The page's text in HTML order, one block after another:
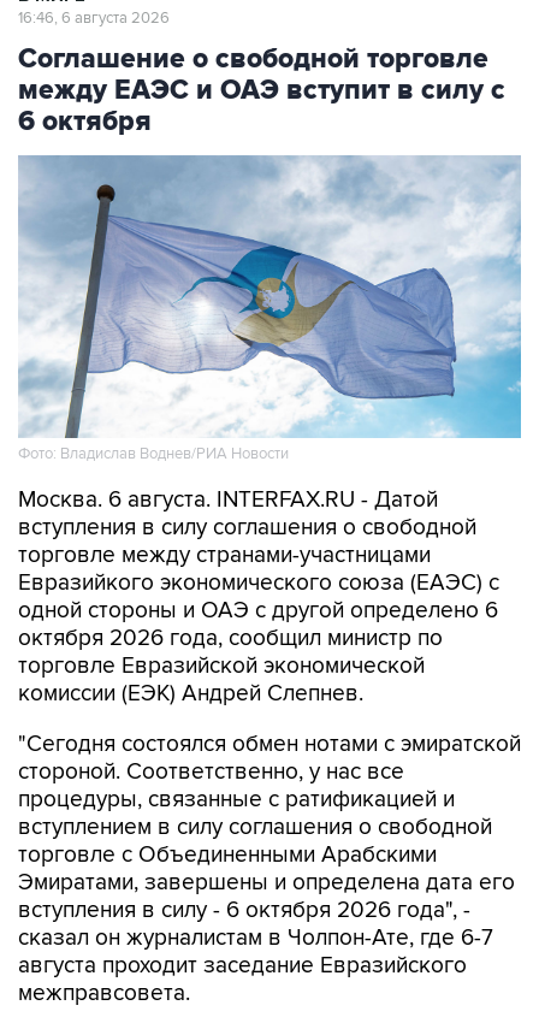
16:46, 6 августа 2026
Соглашение о свободной торговле
между ЕАЭС и ОАЭ вступит в силу с
6 октября
Фото: Владислав Воднев/РИА Новости
Москва. 6 августа. INTERFAX.RU - Датой
вступления в силу соглашения о свободной
торговле между странами-участницами
Евразийкого экономического союза (ЕАЭС) с
одной стороны и ОАЭ с другой определено 6
октября 2026 года, сообщил министр по
торговле Евразийской экономической
комиссии (ЕЭК) Андрей Слепнев.
"Сегодня состоялся обмен нотами с эмиратской
стороной. Соответственно, у нас все
процедуры, связанные с ратификацией и
вступлением в силу соглашения о свободной
торговле с Объединенными Арабскими
Эмиратами, завершены и определена дата его
вступления в силу - 6 октября 2026 года", -
сказал он журналистам в Чолпон-Ате, где 6-7
августа проходит заседание Евразийского
межправсовета.